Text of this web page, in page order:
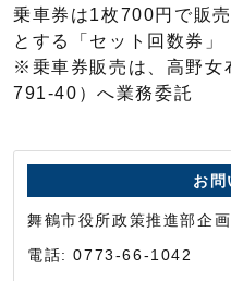
乗車券は1枚700円で販
とする「セット回数券」
※乗車券販売は、高野女
791-40）へ業務委託
お問
舞鶴市役所政策推進部企
電話: 0773-66-1042